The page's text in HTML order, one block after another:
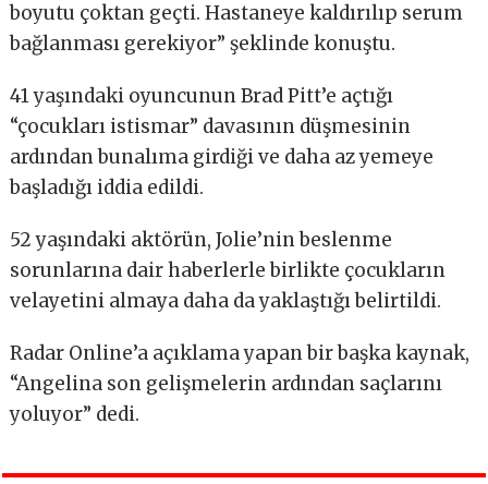
boyutu çoktan geçti. Hastaneye kaldırılıp serum
bağlanması gerekiyor” şeklinde konuştu.
41 yaşındaki oyuncunun Brad Pitt’e açtığı
“çocukları istismar” davasının düşmesinin
ardından bunalıma girdiği ve daha az yemeye
başladığı iddia edildi.
52 yaşındaki aktörün, Jolie’nin beslenme
sorunlarına dair haberlerle birlikte çocukların
velayetini almaya daha da yaklaştığı belirtildi.
Radar Online’a açıklama yapan bir başka kaynak,
“Angelina son gelişmelerin ardından saçlarını
yoluyor” dedi.